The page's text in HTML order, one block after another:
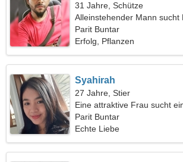
31 Jahre, Schütze
Alleinstehender Mann sucht
Parit Buntar
Erfolg, Pflanzen
Syahirah
27 Jahre, Stier
Eine attraktive Frau sucht
Parit Buntar
Echte Liebe